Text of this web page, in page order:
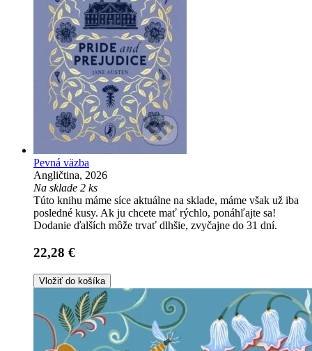
Pevná väzba
Angličtina, 2026
Na sklade 2 ks
Túto knihu máme síce aktuálne na sklade, máme však už iba
posledné kusy. Ak ju chcete mať rýchlo, ponáhľajte sa!
Dodanie ďalších môže trvať dlhšie, zvyčajne do 31 dní.
22,28 €
Vložiť do košíka